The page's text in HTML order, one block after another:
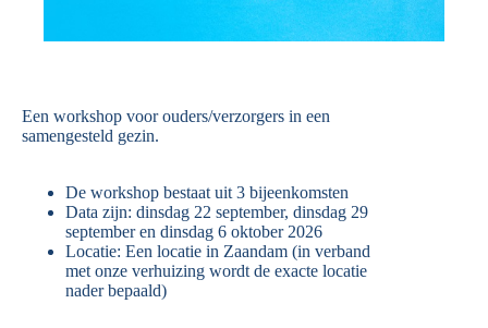
Een workshop voor ouders/verzorgers in een
samengesteld gezin.
De workshop bestaat uit 3 bijeenkomsten
Data zijn: dinsdag 22 september, dinsdag 29
september en dinsdag 6 oktober 2026
Locatie: Een locatie in Zaandam (in verband
met onze verhuizing wordt de exacte locatie
nader bepaald)